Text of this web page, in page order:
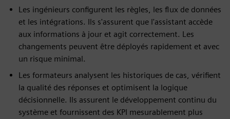
Les ingénieurs configurent les règles, les flux de données
et les intégrations. Ils s'assurent que l'assistant accède
aux informations à jour et agit correctement. Les
changements peuvent être déployés rapidement et avec
un risque minimal.
Les formateurs analysent les historiques de cas, vérifient
la qualité des réponses et optimisent la logique
décisionnelle. Ils assurent le développement continu du
système et fournissent des KPI mesurablement plus